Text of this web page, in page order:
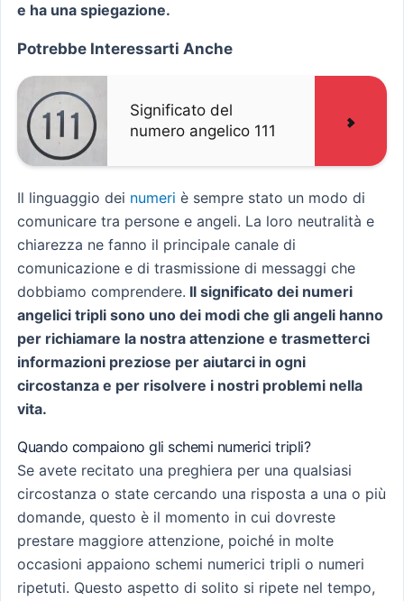
e ha una spiegazione.
Potrebbe Interessarti Anche
Significato del
numero angelico 111
Il linguaggio dei numeri è sempre stato un modo di
comunicare tra persone e angeli. La loro neutralità e
chiarezza ne fanno il principale canale di
comunicazione e di trasmissione di messaggi che
dobbiamo comprendere. Il significato dei numeri
angelici tripli sono uno dei modi che gli angeli hanno
per richiamare la nostra attenzione e trasmetterci
informazioni preziose per aiutarci in ogni
circostanza e per risolvere i nostri problemi nella
vita.
Quando compaiono gli schemi numerici tripli?
Se avete recitato una preghiera per una qualsiasi
circostanza o state cercando una risposta a una o più
domande, questo è il momento in cui dovreste
prestare maggiore attenzione, poiché in molte
occasioni appaiono schemi numerici tripli o numeri
ripetuti. Questo aspetto di solito si ripete nel tempo,